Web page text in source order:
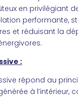
en privilégiant
performante,
et réduisant la
:
répond au
à l’intérieur,